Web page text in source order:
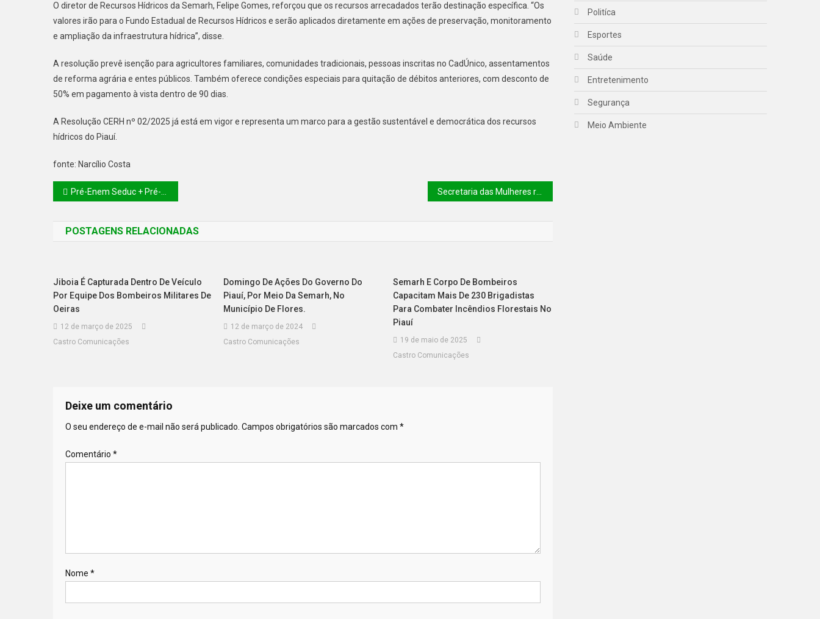
O diretor de Recursos Hídricos da Semarh, Felipe Gomes, reforçou que os recursos arrecadados terão destinação específica. “Os
valores irão para o Fundo Estadual de Recursos Hídricos e serão aplicados diretamente em ações de preservação, monitoramento
e ampliação da infraestrutura hídrica”, disse.
A resolução prevê isenção para agricultores familiares, comunidades tradicionais, pessoas inscritas no CadÚnico, assentamentos
de reforma agrária e entes públicos. Também oferece condições especiais para quitação de débitos anteriores, com desconto de
50% em pagamento à vista dentro de 90 dias.
A Resolução CERH nº 02/2025 já está em vigor e representa um marco para a gestão sustentável e democrática dos recursos
hídricos do Piauí.
fonte: Narcílio Costa
Pré-Enem Seduc + Pré-Saeb: 1.600 estudantes participam de revisão nesta sexta (16) e sábado (17) em Oeiras e Valença
POSTAGENS RELACIONADAS
Jiboia É Capturada Dentro De Veículo
Por Equipe Dos Bombeiros Militares De
Oeiras
12 de março de 2025
Castro Comunicações
Domingo De Ações Do Governo Do
Piauí, Por Meio Da Semarh, No
Município De Flores.
12 de março de 2024
Castro Comunicações
Semarh E Corpo De Bombeiros
Capacitam Mais De 230 Brigadistas
Para Combater Incêndios Florestais No
Piauí
19 de maio de 2025
Castro Comunicações
Deixe um comentário
O seu endereço de e-mail não será publicado. Campos obrigatórios são marcados com *
Comentário *
Nome *
Politíca
Esportes
Saúde
Entretenimento
Segurança
Meio Ambiente